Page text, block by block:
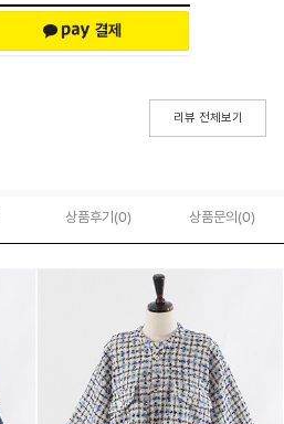
리뷰 전체보기
상품후기(0) 상품문의 (0)